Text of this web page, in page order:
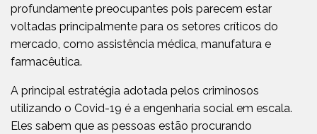
profundamente preocupantes pois parecem estar
voltadas principalmente para os setores críticos do
mercado, como assistência médica, manufatura e
farmacêutica.
A principal estratégia adotada pelos criminosos
utilizando o Covid-19 é a engenharia social em escala.
Eles sabem que as pessoas estão procurando